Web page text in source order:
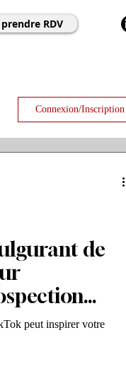
prendre RDV
Connexion/Inscription
de
peut inspirer votre